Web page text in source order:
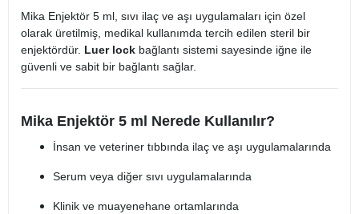
Mika Enjektör 5 ml, sıvı ilaç ve aşı uygulamaları için özel
olarak üretilmiş, medikal kullanımda tercih edilen steril bir
enjektördür. Luer lock bağlantı sistemi sayesinde iğne ile
güvenli ve sabit bir bağlantı sağlar.
Mika Enjektör 5 ml Nerede Kullanılır?
İnsan ve veteriner tıbbında ilaç ve aşı uygulamalarında
Serum veya diğer sıvı uygulamalarında
Klinik ve muayenehane ortamlarında